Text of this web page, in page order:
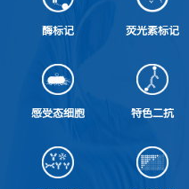
酶标记 荧光素标记
感受态细胞 特色二抗